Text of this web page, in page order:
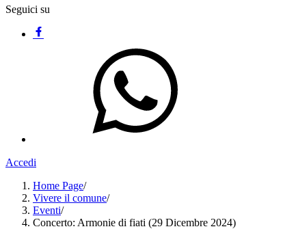
Seguici su
Accedi
Home Page/
Vivere il comune/
Eventi/
Concerto: Armonie di fiati (29 Dicembre 2024)